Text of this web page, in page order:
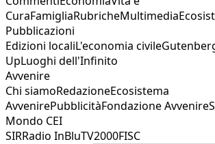
CuraFamigliaRubricheMultimedia
Pubblicazioni
Edizioni localiL'economia civile
UpLuoghi dell'Infinito
Avvenire
Chi siamoRedazioneEcosistema
AvvenirePubblicitàFondazione Avvenire
Mondo CEI
SIRRadio InBluTV2000FISC